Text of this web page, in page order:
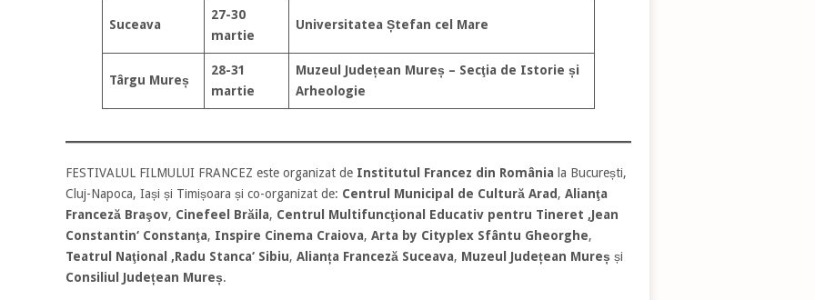
Suceava
27-30
martie
Universitatea Ștefan cel Mare
Târgu Mureș
28-31
martie
Muzeul Județean Mureș – Secţia de Istorie și
Arheologie
FESTIVALUL FILMULUI FRANCEZ este organizat de Institutul Francez din România la București,
Cluj-Napoca, Iași și Timișoara și co-organizat de: Centrul Municipal de Cultură Arad, Alianţa
Franceză Braşov, Cinefeel Brăila, Centrul Multifuncţional Educativ pentru Tineret ‚Jean
Constantin‘ Constanţa, Inspire Cinema Craiova, Arta by Cityplex Sfântu Gheorghe,
Teatrul Naţional ‚Radu Stanca‘ Sibiu, Alianța Franceză Suceava, Muzeul Județean Mureș și
Consiliul Județean Mureș.